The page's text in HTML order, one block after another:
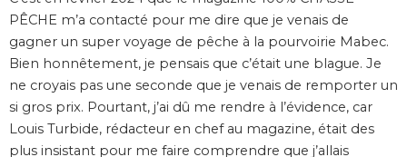
PÊCHE m’a contacté pour me dire que je venais de
gagner un super voyage de pêche à la pourvoirie Mabec.
Bien honnêtement, je pensais que c’était une blague. Je
ne croyais pas une seconde que je venais de remporter un
si gros prix. Pourtant, j’ai dû me rendre à l’évidence, car
Louis Turbide, rédacteur en chef au magazine, était des
plus insistant pour me faire comprendre que j’allais